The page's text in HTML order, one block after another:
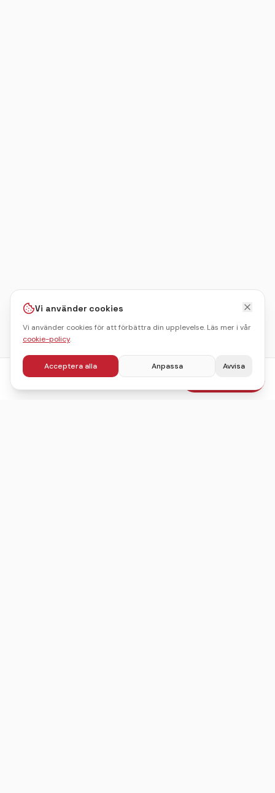
fr.450kr/pers Boka julbord
Vi använder cookies
Vi använder cookies för att förbättra din upplevelse. Läs mer i vår
cookie-policy.
Acceptera alla Anpassa Avvisa